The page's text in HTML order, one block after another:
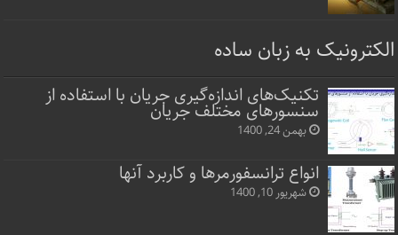
الکترونیک به زبان ساده
تکنیک‌های اندازه‌گیری جریان با استفاده از
سنسورهای مختلف جریان
بهمن 24, 1400
انواع ترانسفورمرها و کاربرد آنها
شهریور 10, 1400